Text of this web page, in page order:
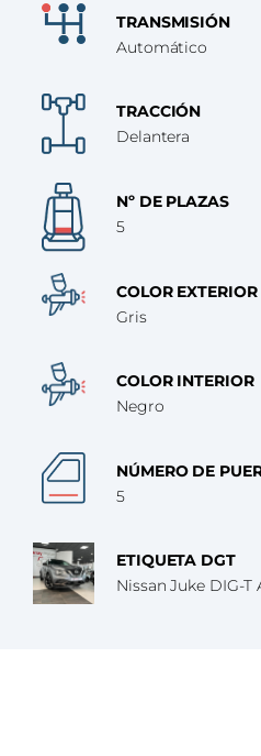
TRANSMISIÓN
Automático
TRACCIÓN
Delantera
Nº DE PLAZAS
5
COLOR EXTERIOR
Gris
COLOR INTERIOR
Negro
NÚMERO DE
5
ETIQUETA DGT
Nissan Juke DIG-T